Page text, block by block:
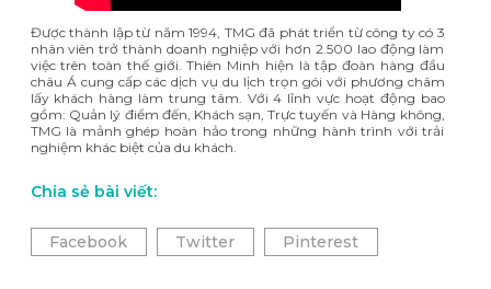
Được thành lập từ năm 1994, TMG đã phát triển từ công ty có 3
nhân viên trở thành doanh nghiệp với hơn 2.500 lao động làm
việc trên toàn thế giới. Thiên Minh hiện là tập đoàn hàng đầu
châu Á cung cấp các dịch vụ du lịch trọn gói với phương châm
lấy khách hàng làm trung tâm. Với 4 lĩnh vực hoạt động bao
gồm: Quản lý điểm đến, Khách sạn, Trực tuyến và Hàng không,
TMG là mảnh ghép hoàn hảo trong những hành trình với trải
nghiệm khác biệt của du khách.
Chia sẻ bài viết:
Facebook Twitter Pinterest